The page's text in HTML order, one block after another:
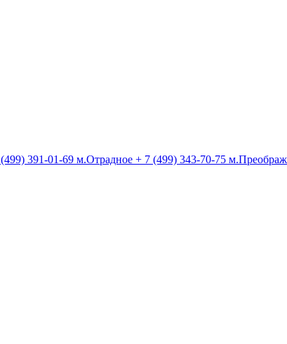
391-01-69 м.Отрадное + 7 (499) 343-70-75